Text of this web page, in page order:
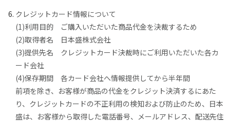
クレジットカード情報について
(1)利用目的 ご購入いただいた商品代金を決裁するため
(2)取得者名 日本盛株式会社
(3)提供先名 クレジットカード決裁時にご利用いただいた各カ
ード会社
(4)保存期間 各カード会社へ情報提供してから半年間
前項を除き、お客様が商品の代金をクレジット決済するにあた
り、クレジットカードの不正利用の検知および防止のため、日本
盛は、お客様から取得した電話番号、メールアドレス、配送先住